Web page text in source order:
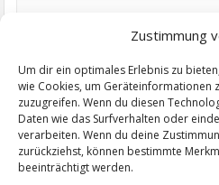
Zustimmung
Um dir ein optimales Erlebnis zu
wie Cookies, um Geräteinformationen
zuzugreifen. Wenn du diesen
Daten wie das Surfverhalten oder
verarbeiten. Wenn du deine
zurückziehst, können bestimmte
beeinträchtigt werden.
Termine von Zeitz.de
KABINETTAUSSTELLUNG "Elisabeth